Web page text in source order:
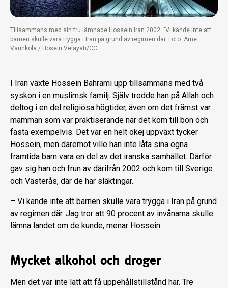
Tillsammans med sin fru lämnade Hossein Iran 2002. "Vi kände inte att
barnen skulle vara trygga i Iran på grund av regimen där. Foto: Arne
Vauhkola / Hosein Velayati/CC
I Iran växte Hossein Bahrami upp tillsammans med två
syskon i en muslimsk familj. Själv trodde han på Allah och
deltog i en del religiösa högtider, även om det främst var
mamman som var praktiserande när det kom till bön och
fasta exempelvis. Det var en helt okej uppväxt tycker
Hossein, men däremot ville han inte låta sina egna
framtida barn vara en del av det iranska samhället. Därför
gav sig han och frun av därifrån 2002 och kom till Sverige
och Västerås, där de har släktingar.
– Vi kände inte att barnen skulle vara trygga i Iran på grund
av regimen där. Jag tror att 90 procent av invånarna skulle
lämna landet om de kunde, menar Hossein.
Mycket alkohol och droger
Men det var inte lätt att få uppehållstillstånd här. Tre